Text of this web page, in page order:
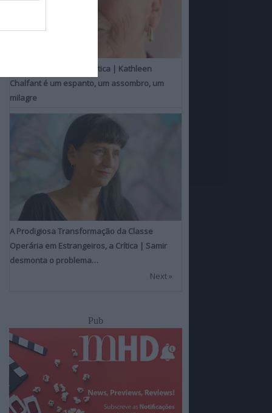
Um Toque Familiar, a Crítica | Kathleen
Chalfant é um espanto, um assombro, um
milagre
A Prodigiosa Transformação da Classe
Operária em Estrangeiros, a Crítica | Samir
desmonta o problema…
Next »
Pub